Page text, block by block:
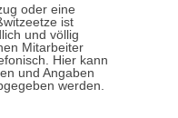
oder eine
ist
und völlig
Mitarbeiter
Hier kann
und Angaben
werden.